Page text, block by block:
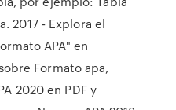
2017 - Explora el
APA" en
Formato apa,
2020 en PDF y